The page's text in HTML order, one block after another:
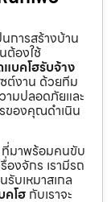
การสร้างบ้าน
ต้องใช้
แบคโฮรับจ้าง
ต์งาน ด้วยทีม
ามปลอดภัยและ
ของคุณดำเนิน
ที่มาพร้อมคนขับ
งจักร เรามีรถ
บเหมาสเกล
คโฮกับเราจะ